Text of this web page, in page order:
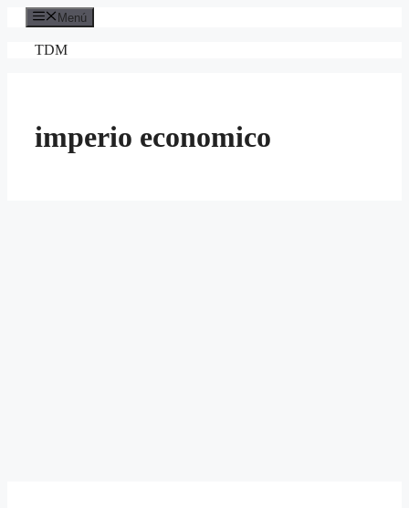
Saltar
contenido
Menú
TDM
imperio economico